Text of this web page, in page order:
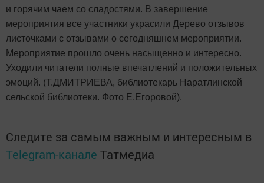
и горячим чаем со сладостями. В завершение
мероприятия все участники украсили Дерево отзывов
листочками с отзывами о сегодняшнем мероприятии.
Мероприятие прошло очень насыщенно и интересно.
Уходили читатели полные впечатлений и положительных
эмоций. (Т.ДМИТРИЕВА, библиотекарь Наратлинской
сельской библиотеки. Фото Е.Егоровой).
Следите за самым важным и интересным в
Telegram-канале Татмедиа